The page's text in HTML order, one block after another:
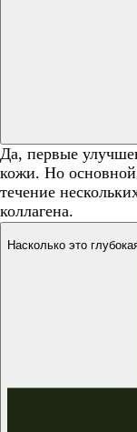
Да, первые
кожи. Но основной
течение
коллагена.
Насколько это